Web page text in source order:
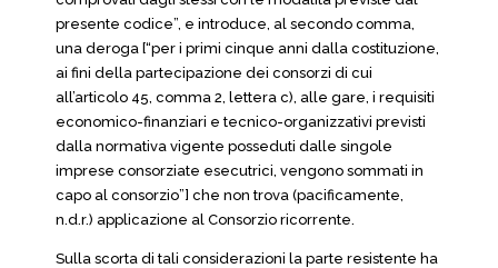
presente codice”, e introduce, al secondo comma,
una deroga [“per i primi cinque anni dalla costituzione,
ai fini della partecipazione dei consorzi di cui
all’articolo 45, comma 2, lettera c), alle gare, i requisiti
economico-finanziari e tecnico-organizzativi previsti
dalla normativa vigente posseduti dalle singole
imprese consorziate esecutrici, vengono sommati in
capo al consorzio”] che non trova (pacificamente,
n.d.r.) applicazione al Consorzio ricorrente.
Sulla scorta di tali considerazioni la parte resistente ha